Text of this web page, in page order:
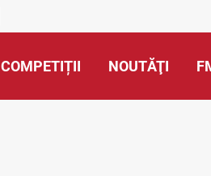
COMPETIȚII NOUTĂŢI